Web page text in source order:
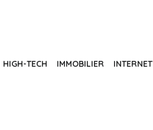
HIGH-TECH IMMOBILIER INTERNET